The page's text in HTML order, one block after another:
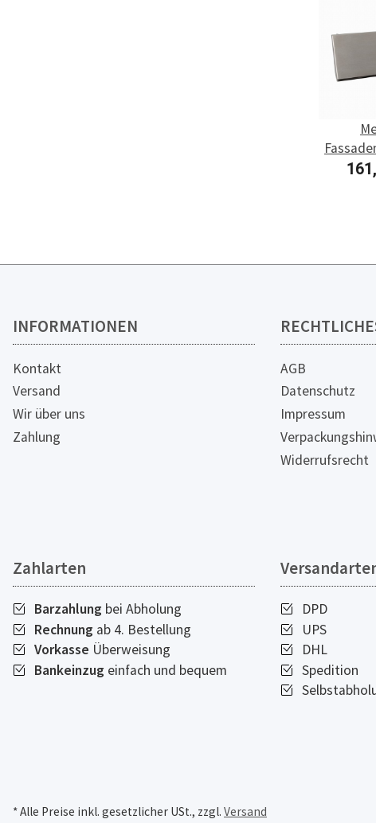
INFORMATIONEN
Kontakt
Versand
Wir über uns
Zahlung
AGB
Datenschutz
Impressum
Widerrufsrecht
Zahlarten
Barzahlung bei Abholung
Rechnung ab 4. Bestellung
Vorkasse Überweisung
Bankeinzug einfach und bequem
DPD
UPS
DHL
Spedition
* Alle Preise inkl. gesetzlicher USt., zzgl. Versand